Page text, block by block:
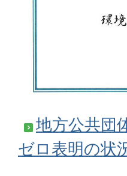
地方公共団
ゼロ表明の状